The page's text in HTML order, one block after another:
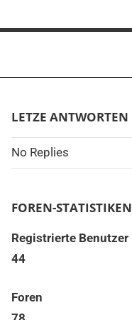
LETZE ANTWORTEN
No Replies
FOREN-STATISTIKEN
Registrierte Benutzer
44
Foren